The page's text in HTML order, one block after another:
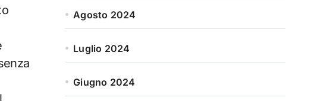
Agosto 2024
Luglio 2024
Giugno 2024